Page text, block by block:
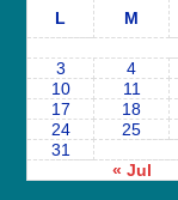
L
M
« Jul
3
4
10
11
17
18
24
25
31